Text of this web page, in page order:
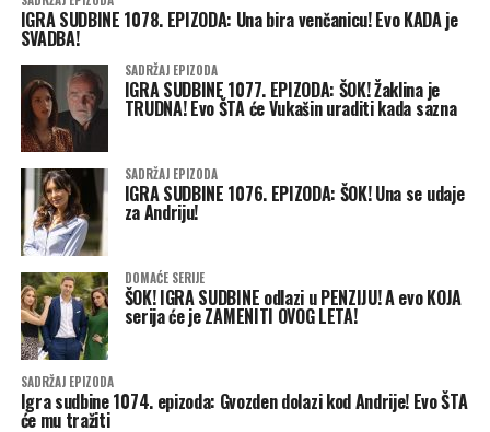
IGRA SUDBINE 1078. EPIZODA: Una bira venčanicu! Evo KADA je
SVADBA!
SADRŽAJ EPIZODA
IGRA SUDBINE 1077. EPIZODA: ŠOK! Žaklina je
TRUDNA! Evo ŠTA će Vukašin uraditi kada sazna
SADRŽAJ EPIZODA
IGRA SUDBINE 1076. EPIZODA: ŠOK! Una se udaje
za Andriju!
DOMAĆE SERIJE
ŠOK! IGRA SUDBINE odlazi u PENZIJU! A evo KOJA
serija će je ZAMENITI OVOG LETA!
SADRŽAJ EPIZODA
Igra sudbine 1074. epizoda: Gvozden dolazi kod Andrije! Evo ŠTA
će mu tražiti